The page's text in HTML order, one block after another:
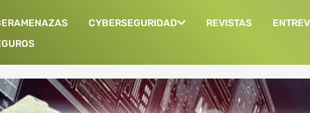
CYBERSEGURIDAD REVISTAS